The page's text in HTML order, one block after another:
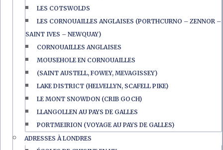
LES COTSWOLDS
LES CORNOUAILLES ANGLAISES (PORTHCURNO – ZENNOR –
SAINT IVES – NEWQUAY)
CORNOUAILLES ANGLAISES
MOUSEHOLE EN CORNOUAILLES
(SAINT AUSTELL, FOWEY, MEVAGISSEY)
LAKE DISTRICT (HELVELLYN, SCAFELL PIKE)
LE MONT SNOWDON (CRIB GOCH)
LLANGOLLEN AU PAYS DE GALLES
PORTMEIRION (VOYAGE AU PAYS DE GALLES)
ADRESSES À LONDRES